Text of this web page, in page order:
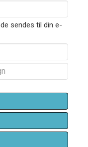
sendes til din e-